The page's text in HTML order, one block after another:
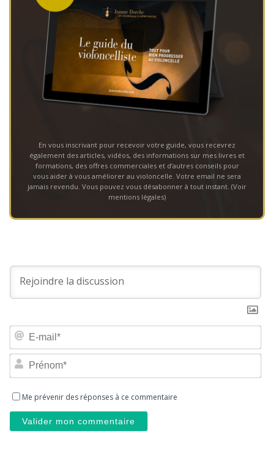
En vous inscrivant pour recevoir votre guide, vous recevrez
également des articles, vidéos, des informations sur mes livres et
formations, des offres commerciales et d’autres conseils pour
vous aider à vous améliorer au violoncelle. Votre email ne sera
jamais revendu. Vous pouvez vous désabonner à tout instant. (Voir
mentions légales)
E-